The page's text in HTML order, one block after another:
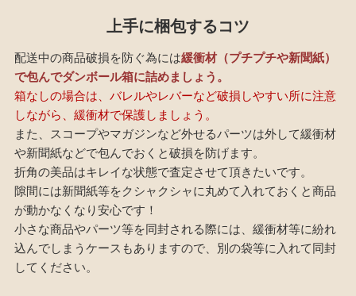
上手に梱包するコツ
配送中の商品破損を防ぐ為には緩衝材（プチプチや新聞紙）
で包んでダンボール箱に詰めましょう。
箱なしの場合は、バレルやレバーなど破損しやすい所に注意
しながら、緩衝材で保護しましょう。
また、スコープやマガジンなど外せるパーツは外して緩衝材
や新聞紙などで包んでおくと破損を防げます。
折角の美品はキレイな状態で査定させて頂きたいです。
隙間には新聞紙等をクシャクシャに丸めて入れておくと商品
が動かなくなり安心です！
小さな商品やパーツ等を同封される際には、緩衝材等に紛れ
込んでしまうケースもありますので、別の袋等に入れて同封
してください。